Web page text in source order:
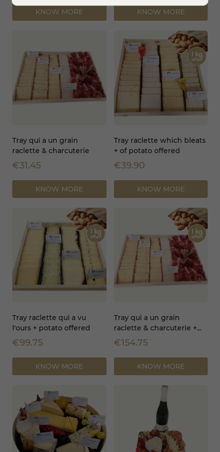
KNOW MORE KNOW MORE
Tray qui a un grain
raclette & charcuterie
€31.45
KNOW MORE
Tray raclette which bleats
+ of potato offered
€39.90
KNOW MORE
Tray raclette qui a vu
l'ours + potato offered
€99.75
KNOW MORE
Tray qui a un grain
raclette & charcuterie +...
€154.75
KNOW MORE